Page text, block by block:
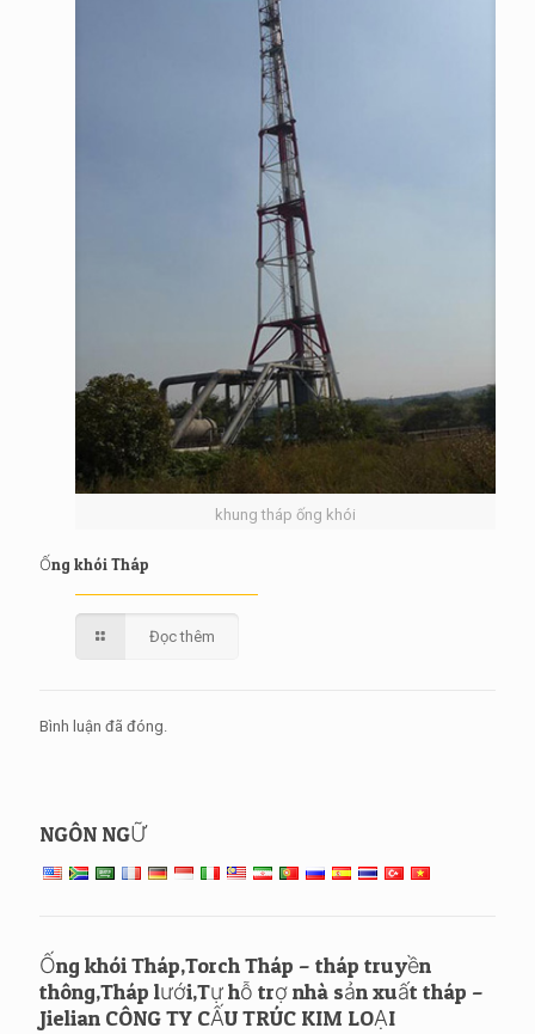
khung tháp ống khói
Ống khói Tháp
Đọc thêm
Bình luận đã đóng.
NGÔN NGỮ
Ống khói Tháp,Torch Tháp – tháp truyền
thông,Tháp lưới,Tự hỗ trợ nhà sản xuất tháp –
Jielian CÔNG TY CẤU TRÚC KIM LOẠI